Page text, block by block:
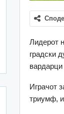
Лидерот
градски
Играчот
триумф,